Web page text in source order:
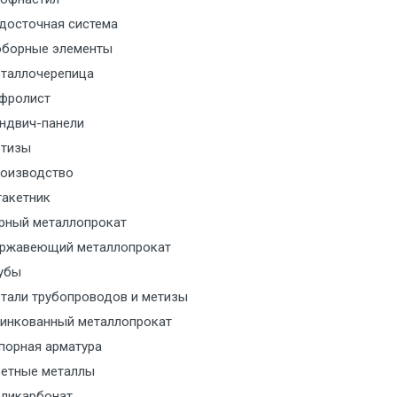
за МКАД
за МКАД
за МКАД
за МКАД
с транспортным
с транспортным
с транспортным
система
элементы
панели
металлопрокат
металлопрокат
трубопроводов и метизы
металлопрокат
арматура
металлы